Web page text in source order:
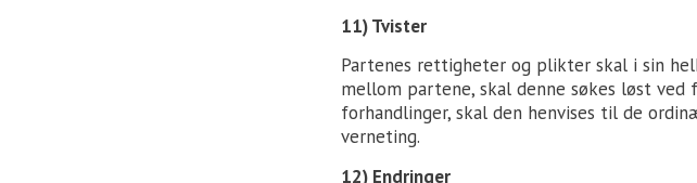
11) Tvister
Partenes rettigheter og plikter skal i sin
mellom partene, skal denne søkes løst ved
forhandlinger, skal den henvises til de
verneting.
12) Endringer